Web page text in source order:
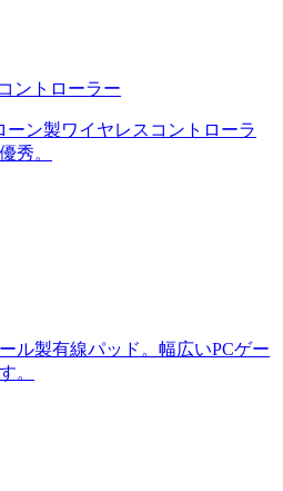
ントローラー
ーン製ワイヤレスコントローラ
秀。
ル製有線パッド。幅広いPCゲー
。